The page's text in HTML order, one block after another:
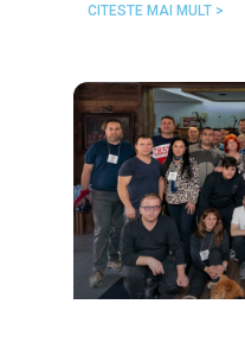
CITESTE MAI MULT >